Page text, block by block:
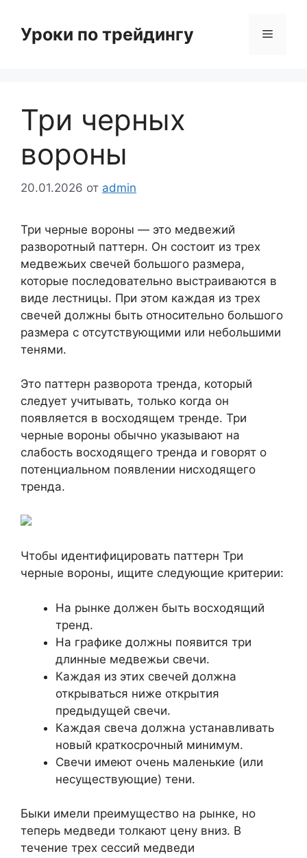
содержимому
Уроки по трейдингу Меню
Три черных
вороны
20.01.2026 от admin
Три черные вороны — это медвежий
разворотный паттерн. Он состоит из трех
медвежьих свечей большого размера,
которые последовательно выстраиваются в
виде лестницы. При этом каждая из трех
свечей должны быть относительно большого
размера с отсутствующими или небольшими
тенями.
Это паттерн разворота тренда, который
следует учитывать, только когда он
появляется в восходящем тренде. Три
черные вороны обычно указывают на
слабость восходящего тренда и говорят о
потенциальном появлении нисходящего
тренда.
Чтобы идентифицировать паттерн Три
черные вороны, ищите следующие критерии:
На рынке должен быть восходящий
тренд.
На графике должны появится три
длинные медвежьи свечи.
Каждая из этих свечей должна
открываться ниже открытия
предыдущей свечи.
Каждая свеча должна устанавливать
новый краткосрочный минимум.
Свечи имеют очень маленькие (или
несуществующие) тени.
Быки имели преимущество на рынке, но
теперь медведи толкают цену вниз. В
течение трех сессий медведи